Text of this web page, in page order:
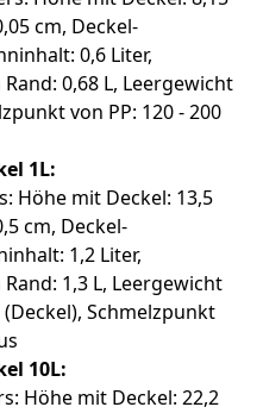
cm, Deckel-
0,6 Liter,
0,68 L, Leergewicht
von PP: 120 - 200
1L:
Höhe mit Deckel: 13,5
cm, Deckel-
1,2 Liter,
1,3 L, Leergewicht
Schmelzpunkt
10L:
Höhe mit Deckel: 22,2